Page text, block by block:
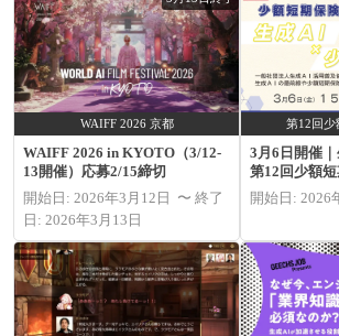
WAIFF 2026 京都
WAIFF 2026 in KYOTO（3/12-
13開催）応募2/15締切
開始日: 2026年3月12日 〜 終了
日: 2026年3月13日
第12回少
3月6日開催
第12回少額短
開始日: 2026